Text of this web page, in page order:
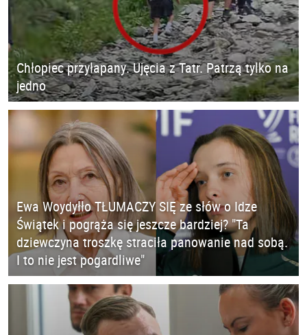
Chłopiec przyłapany. Ujęcia z Tatr. Patrzą tylko na
jedno
Ewa Woydyłło TŁUMACZY SIĘ ze słów o Idze
Świątek i pogrąża się jeszcze bardziej? "Ta
dziewczyna troszkę straciła panowanie nad sobą.
I to nie jest pogardliwe"